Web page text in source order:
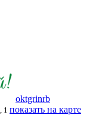
oktgrinrb
1 показать на карте